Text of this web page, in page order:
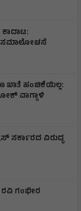
ಸಮಾಲೋಚನೆ
ಖಾತೆ ಹಂಚಿಕೆಯಿಲ್ಲ:
ವಾಗ್ದಾಳಿ
ಸರ್ಕಾರದ ವಿರುದ್ಧ
ಗಂಭೀರ